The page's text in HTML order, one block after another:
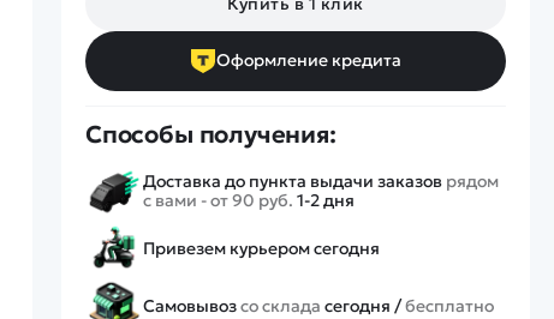
Оформление кредита
Способы получения:
Доставка до пункта выдачи заказов рядом
с вами - от 90 руб. 1-2 дня
Привезем курьером сегодня
Самовывозсо склада сегодня /бесплатно
Спецтехника
Конструкторы